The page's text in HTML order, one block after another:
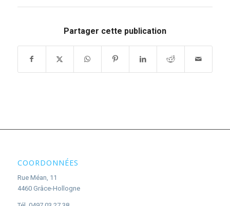
Partager cette publication
COORDONNÉES
Rue Méan, 11
4460 Grâce-Hollogne